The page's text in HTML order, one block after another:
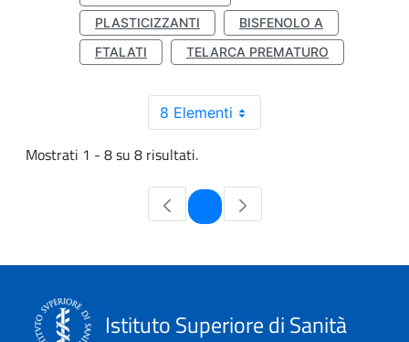
PLASTICIZZANTI
BISFENOLO A
FTALATI
TELARCA PREMATURO
8 Elementi
Mostrati 1 - 8 su 8 risultati.
Pagina
Istituto Superiore di Sanità